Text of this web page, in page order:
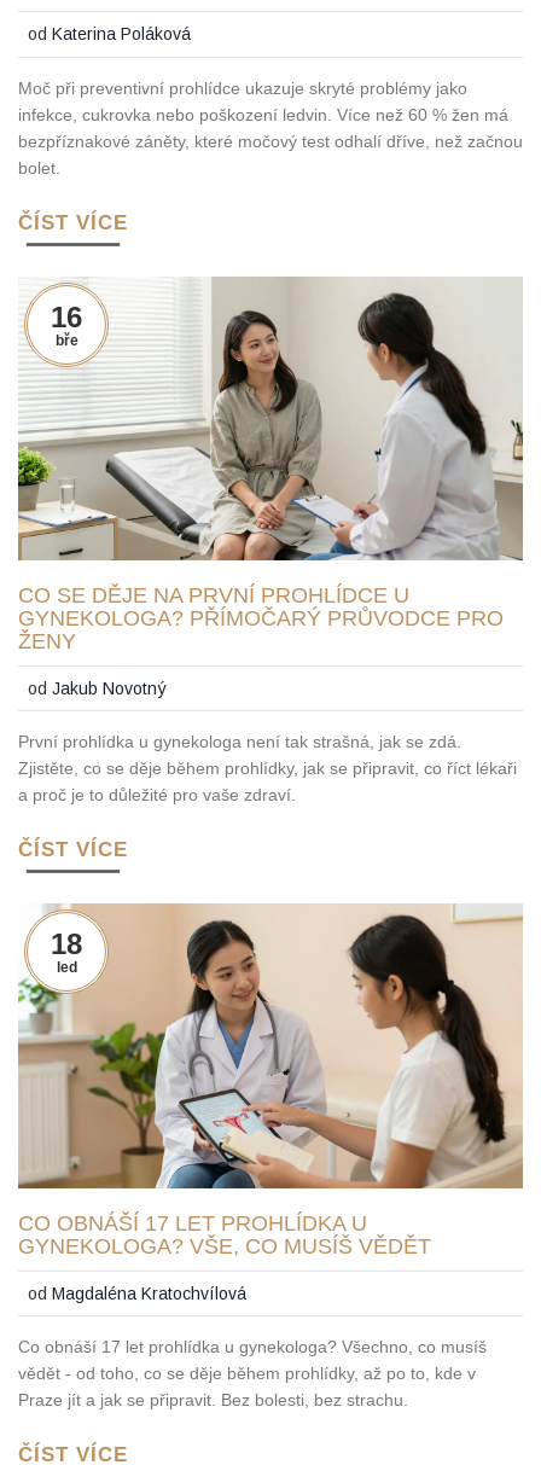
odKaterina Poláková
Moč při preventivní prohlídce ukazuje skryté problémy jako
infekce, cukrovka nebo poškození ledvin. Více než 60 % žen má
bezpříznakové záněty, které močový test odhalí dříve, než začnou
bolet.
ČÍST VÍCE
16
bře
CO SE DĚJE NA PRVNÍ PROHLÍDCE U
GYNEKOLOGA? PŘÍMOČARÝ PRŮVODCE PRO
ŽENY
odJakub Novotný
První prohlídka u gynekologa není tak strašná, jak se zdá.
Zjistěte, co se děje během prohlídky, jak se připravit, co říct lékaři
a proč je to důležité pro vaše zdraví.
ČÍST VÍCE
18
led
CO OBNÁŠÍ 17 LET PROHLÍDKA U
GYNEKOLOGA? VŠE, CO MUSÍŠ VĚDĚT
odMagdaléna Kratochvílová
Co obnáší 17 let prohlídka u gynekologa? Všechno, co musíš
vědět - od toho, co se děje během prohlídky, až po to, kde v
Praze jít a jak se připravit. Bez bolesti, bez strachu.
ČÍST VÍCE